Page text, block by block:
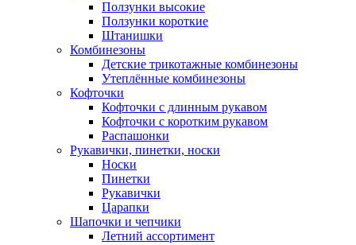
Ползунки высокие
Ползунки короткие
Штанишки
Комбинезоны
Детские трикотажные комбинезоны
Утеплённые комбинезоны
Кофточки
Кофточки с длинным рукавом
Кофточки с коротким рукавом
Распашонки
Рукавички, пинетки, носки
Носки
Пинетки
Рукавички
Царапки
Шапочки и чепчики
Летний ассортимент